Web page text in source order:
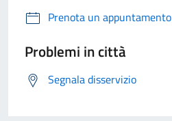
Prenota un appuntamento
Problemi in città
Segnala disservizio